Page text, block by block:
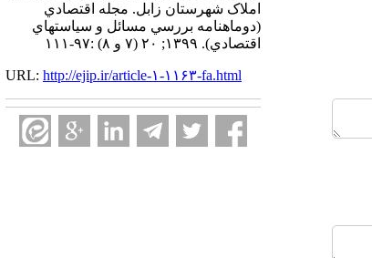
املاک شهرستان زابل. مجله اقتصادي
(دوماهنامه بررسي مسائل و سياستهاي
اقتصادي). ۱۳۹۹; ۲۰ (۷ و ۸) :۹۷-۱۱۱
URL: http://ejip.ir/article-۱-۱۱۶۳-fa.html